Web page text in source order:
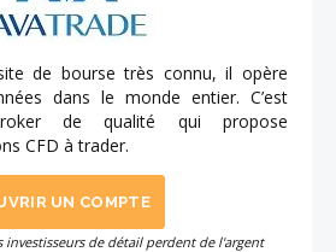
de bourse très connu, il opère
dans le monde entier. C’est
de qualité qui propose
CFD à trader.
UN COMPTE
investisseurs de détail perdent de l'argent